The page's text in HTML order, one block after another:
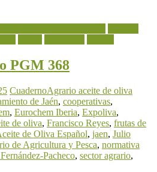
PGM 368
CuadernoAgrario aceite de oliva
de Jaén, cooperativas,
, Eurochem Iberia, Expoliva,
de oliva, Francisco Reyes, frutas de
de Oliva Español, jaen, Julio
de Agricultura y Pesca, normativa
Pacheco, sector agrario,